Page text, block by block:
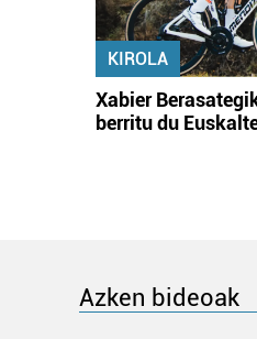
KIROLA
Xabier
berritu du
Azken bideoak